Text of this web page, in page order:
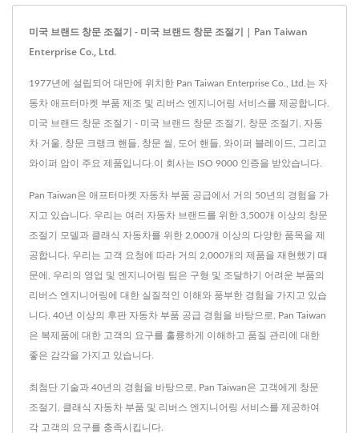
미국 브랜드 창문 조절기 - 미국 브랜드 창문 조절기 | Pan Taiwan
Enterprise Co., Ltd.
1977년에 설립되어 대만에 위치한 Pan Taiwan Enterprise Co., Ltd.는 자
동차 애프터마켓 부품 제조 및 리버스 엔지니어링 서비스를 제공합니다.
미국 브랜드 창문 조절기 - 미국 브랜드 창문 조절기, 창문 조절기, 자동
차 거울, 창문 크랭크 핸들, 창문 씰, 도어 핸들, 와이퍼 블레이드, 그리고
와이퍼 암이 주요 제품입니다.이 회사는 ISO 9000 인증을 받았습니다.
Pan Taiwan은 애프터마켓 자동차 부품 공급에서 거의 50년의 경험을 가
지고 있습니다. 우리는 여러 자동차 브랜드를 위한 3,500개 이상의 창문
조절기 모델과 클래식 자동차를 위한 2,000개 이상의 다양한 품목을 제
공합니다. 우리는 고객 요청에 따라 거의 2,000개의 제품을 재현했기 때
문에, 우리의 영업 및 엔지니어링 팀은 구형 및 조달하기 어려운 부품의
리버스 엔지니어링에 대한 실질적인 이해와 풍부한 경험을 가지고 있습
니다. 40년 이상의 후판 자동차 부품 공급 경험을 바탕으로, Pan Taiwan
은 복제품에 대한 고객의 요구를 훌륭하게 이해하고 품질 관리에 대한
좋은 감각을 가지고 있습니다.
최첨단 기술과 40년의 경험을 바탕으로, Pan Taiwan은 고객에게 창문
조절기, 클래식 자동차 부품 및 리버스 엔지니어링 서비스를 제공하여
각 고객의 요구를 충족시킵니다.